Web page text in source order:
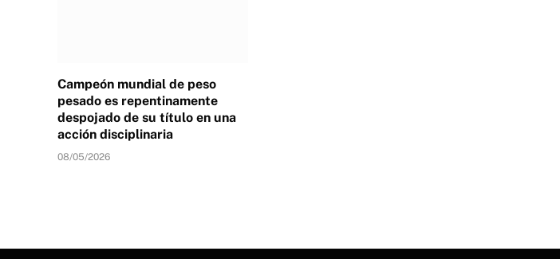
Campeón mundial de peso
pesado es repentinamente
despojado de su título en una
acción disciplinaria
08/05/2026